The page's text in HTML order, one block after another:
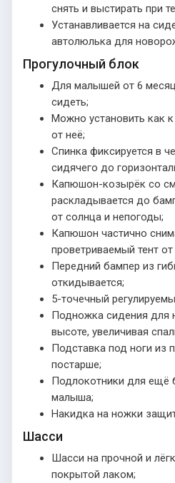
снять и выстирать при
Устанавливается на
автолюлька для
Прогулочный блок
Для малышей от 6
сидеть;
Можно установить как
от неё;
Спинка фиксируется в
сидячего до
Капюшон-козырёк со
раскладывается до
от солнца и непогоды;
Капюшон частично
проветриваемый тент
Передний бампер из
откидывается;
5-точечный
Подножка сидения для
высоте, увеличивая
Подставка под ноги из
постарше;
Подлокотники для ещё
малыша;
Накидка на ножки
Шасси
Шасси на прочной и
покрытой лаком;